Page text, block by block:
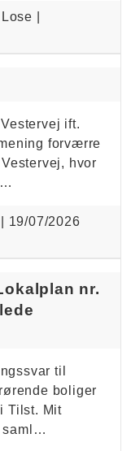
|
ift.
forværre
hvor
19/07/2026
nr.
til
boliger
Tilst. Mit
saml…